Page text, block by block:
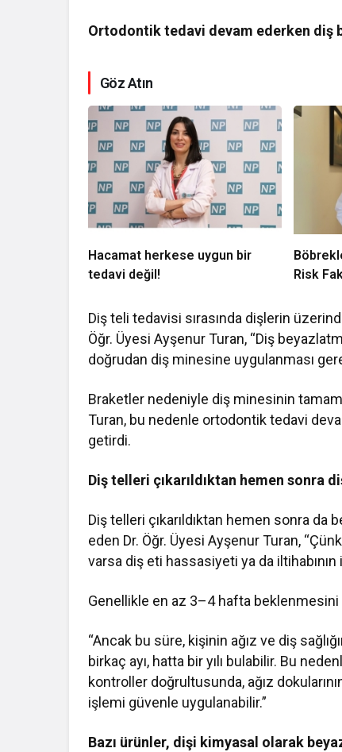
Ortodontik tedavi devam ederken diş
Göz Atın
Hacamat herkese uygun bir
tedavi değil!
Risk
Diş teli tedavisi sırasında dişlerin
Öğr. Üyesi Ayşenur Turan, “Diş
doğrudan diş minesine uygulanması
Braketler nedeniyle diş minesinin
Turan, bu nedenle ortodontik tedavi
getirdi.
Diş telleri çıkarıldıktan hemen sonra
Diş telleri çıkarıldıktan hemen sonra da
eden Dr. Öğr. Üyesi Ayşenur Turan,
varsa diş eti hassasiyeti ya da
Genellikle en az 3–4 hafta beklenmesini
“Ancak bu süre, kişinin ağız ve diş
birkaç ayı, hatta bir yılı bulabilir. Bu
kontroller doğrultusunda, ağız
işlemi güvenle uygulanabilir.”
Bazı ürünler, dişi kimyasal olarak